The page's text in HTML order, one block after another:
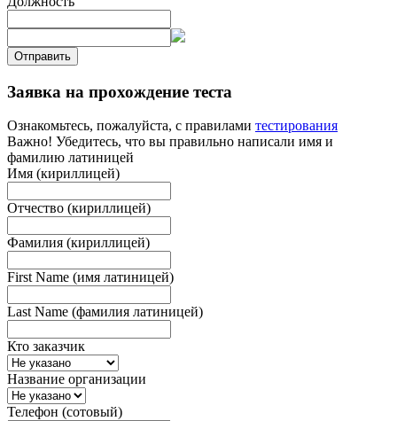
Отправить
Заявка на прохождение теста
Ознакомьтесь, пожалуйста, с правилами тестирования
Важно! Убедитесь, что вы правильно написали имя и
фамилию латиницей
Имя (кириллицей)
Отчество (кириллицей)
Фамилия (кириллицей)
First Name (имя латиницей)
Last Name (фамилия латиницей)
Кто заказчик
Название организации
Телефон (сотовый)